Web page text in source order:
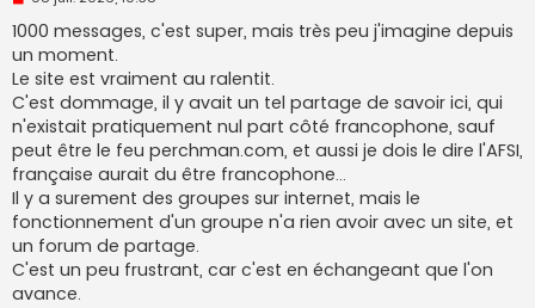
s
s
a
g
e
n
o
n
l
u
1000 messages, c'est super, mais très peu j'imagine depuis
un moment.
Le site est vraiment au ralentit.
C'est dommage, il y avait un tel partage de savoir ici, qui
n'existait pratiquement nul part côté francophone, sauf
peut être le feu perchman.com, et aussi je dois le dire l'AFSI,
française aurait du être francophone…
Il y a surement des groupes sur internet, mais le
fonctionnement d'un groupe n'a rien avoir avec un site, et
un forum de partage.
C'est un peu frustrant, car c'est en échangeant que l'on
avance.